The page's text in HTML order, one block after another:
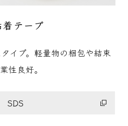
テープ
イプ。軽量物の梱包や結束
性良好。
SDS